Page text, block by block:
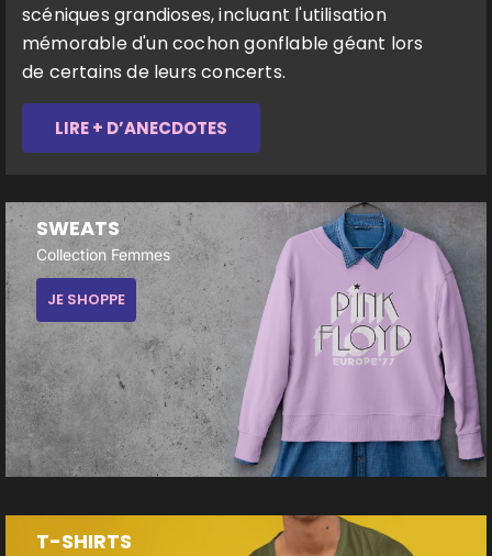
scéniques grandioses, incluant l'utilisation
mémorable d'un cochon gonflable géant lors
de certains de leurs concerts.
LIRE + D’ANECDOTES
SWEATS
Collection Femmes
JE SHOPPE
T-SHIRTS